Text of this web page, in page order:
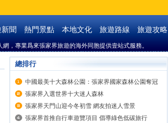
聞 熱門景點 本地文化 旅遊路線 旅遊攻略
，專業爲來張家界旅遊的海外同胞提供壹站式服務。
總排行
中國最美十大森林公園：張家界國家森林公園奪冠
張家界入選世界十大迷人森林
張家界天門山迎今冬初雪 網友拍迷人雪景
張家界首推自行車遊覽項目 倡導綠色低碳旅行